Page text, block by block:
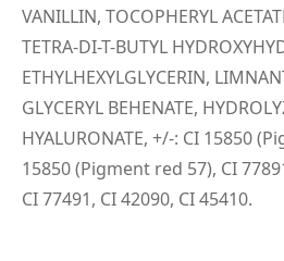
VANILLIN, TOCOPHERYL
TETRA-DI-T-BUTYL
ETHYLHEXYLGLYCERIN,
GLYCERYL BEHENATE,
HYALURONATE, +/-: CI 15850
15850 (Pigment red 57), CI
CI 77491, CI 42090, CI 45410.